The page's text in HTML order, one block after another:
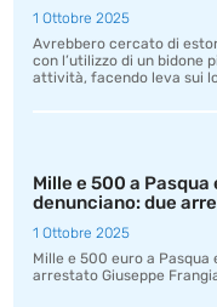
1 Ottobre 2025
Avrebbero cercato di
con l’utilizzo di un bidone
attività, facendo leva sui
Mille e 500 a
denunciano: due
1 Ottobre 2025
Mille e 500 euro a
arrestato Giuseppe